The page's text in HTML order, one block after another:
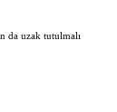
da uzak tutulmalı